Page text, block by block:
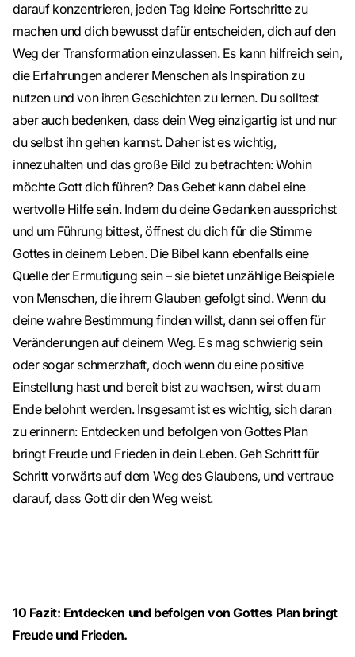
darauf konzentrieren, jeden Tag kleine Fortschritte zu
machen und dich bewusst dafür entscheiden, dich auf den
Weg der Transformation einzulassen. Es kann hilfreich sein,
die Erfahrungen anderer Menschen als Inspiration zu
nutzen und von ihren Geschichten zu lernen. Du solltest
aber auch bedenken, dass dein Weg einzigartig ist und nur
du selbst ihn gehen kannst. Daher ist es wichtig,
innezuhalten und das große Bild zu betrachten: Wohin
möchte Gott dich führen? Das Gebet kann dabei eine
wertvolle Hilfe sein. Indem du deine Gedanken aussprichst
und um Führung bittest, öffnest du dich für die Stimme
Gottes in deinem Leben. Die Bibel kann ebenfalls eine
Quelle der Ermutigung sein – sie bietet unzählige Beispiele
von Menschen, die ihrem Glauben gefolgt sind. Wenn du
deine wahre Bestimmung finden willst, dann sei offen für
Veränderungen auf deinem Weg. Es mag schwierig sein
oder sogar schmerzhaft, doch wenn du eine positive
Einstellung hast und bereit bist zu wachsen, wirst du am
Ende belohnt werden. Insgesamt ist es wichtig, sich daran
zu erinnern: Entdecken und befolgen von Gottes Plan
bringt Freude und Frieden in dein Leben. Geh Schritt für
Schritt vorwärts auf dem Weg des Glaubens, und vertraue
darauf, dass Gott dir den Weg weist.
10 Fazit: Entdecken und befolgen von Gottes Plan bringt
Freude und Frieden.